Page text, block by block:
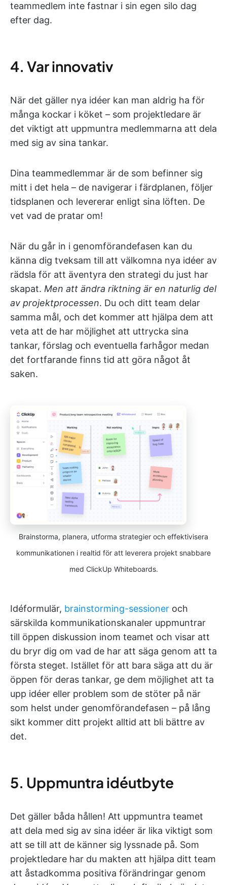
teammedlem inte fastnar i sin egen silo dag
efter dag.
4. Var innovativ
När det gäller nya idéer kan man aldrig ha för
många kockar i köket – som projektledare är
det viktigt att uppmuntra medlemmarna att dela
med sig av sina tankar.
Dina teammedlemmar är de som befinner sig
mitt i det hela – de navigerar i färdplanen, följer
tidsplanen och levererar enligt sina löften. De
vet vad de pratar om!
När du går in i genomförandefasen kan du
känna dig tveksam till att välkomna nya idéer av
rädsla för att äventyra den strategi du just har
skapat. Men att ändra riktning är en naturlig del
av projektprocessen. Du och ditt team delar
samma mål, och det kommer att hjälpa dem att
veta att de har möjlighet att uttrycka sina
tankar, förslag och eventuella farhågor medan
det fortfarande finns tid att göra något åt
saken.
Brainstorma, planera, utforma strategier och effektivisera
kommunikationen i realtid för att leverera projekt snabbare
med ClickUp Whiteboards.
Idéformulär, brainstorming-sessioner och
särskilda kommunikationskanaler uppmuntrar
till öppen diskussion inom teamet och visar att
du bryr dig om vad de har att säga genom att ta
första steget. Istället för att bara säga att du är
öppen för deras tankar, ge dem möjlighet att ta
upp idéer eller problem som de stöter på när
som helst under genomförandefasen – på lång
sikt kommer ditt projekt alltid att bli bättre av
det.
5. Uppmuntra idéutbyte
Det gäller båda hållen! Att uppmuntra teamet
att dela med sig av sina idéer är lika viktigt som
att se till att de känner sig lyssnade på. Som
projektledare har du makten att hjälpa ditt team
att åstadkomma positiva förändringar genom